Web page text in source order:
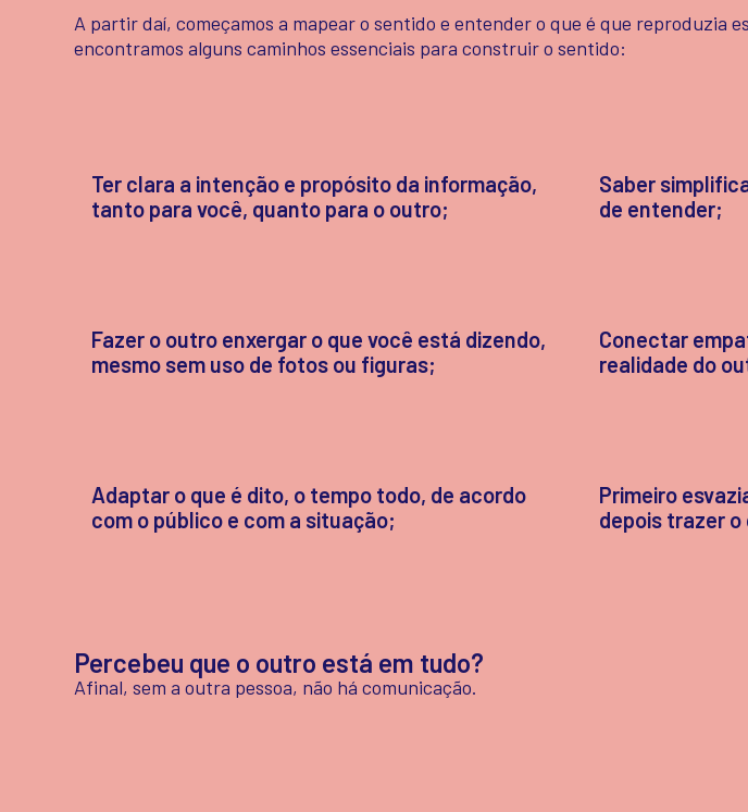
A partir daí, começamos a mapear o sentido e entender o que é que reproduzia
encontramos alguns caminhos essenciais para construir o sentido:
Ter clara a intenção e propósito da informação,
tanto para você, quanto para o outro;
Saber
de entender;
Fazer o outro enxergar o que você está dizendo,
mesmo sem uso de fotos ou figuras;
Conectar
realidade do
Adaptar o que é dito, o tempo todo, de acordo
com o público e com a situação;
Primeiro
depois trazer o
Percebeu que o outro está em tudo?
Afinal, sem a outra pessoa, não há comunicação.